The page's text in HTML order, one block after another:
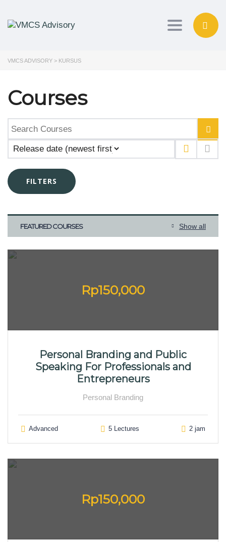
Toggle
VMCS ADVISORY > KURSUS
Courses
FILTERS
FEATURED COURSES Show all
Rp150,000
Personal Branding and Public
Speaking For Professionals and
Entrepreneurs
Personal Branding
Advanced 5 Lectures 2 jam
Rp150,000